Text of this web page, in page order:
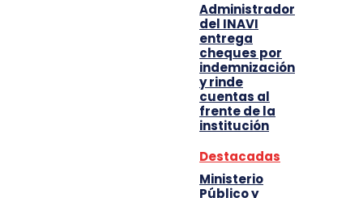
Administrador
del INAVI
entrega
cheques por
indemnización
y rinde
cuentas al
frente de la
institución
Destacadas
Ministerio
Público y